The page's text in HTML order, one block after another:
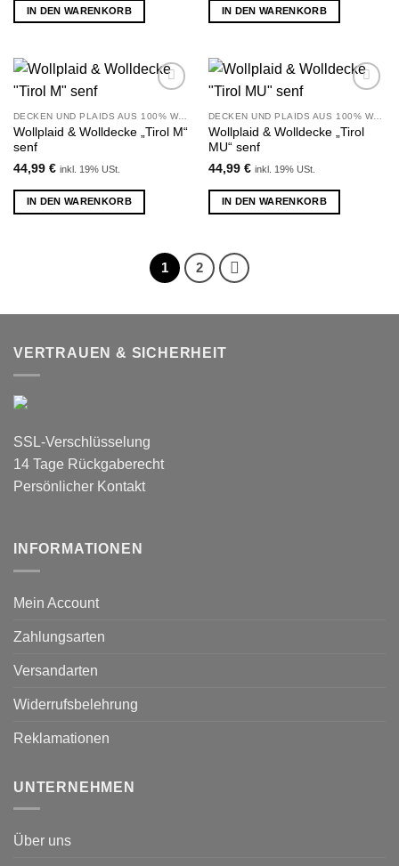
IN DEN WARENKORB IN DEN WARENKORB
Wunschliste
hinzufügen
DECKEN UND PLAIDS AUS 100% WOLLE
Wollplaid & Wolldecke „Tirol M“
senf
44,99 € inkl. 19% USt.
IN DEN WARENKORB
Wunschliste
hinzufügen
DECKEN UND PLAIDS AUS 100% WOLLE
Wollplaid & Wolldecke „Tirol
MU“ senf
44,99 € inkl. 19% USt.
IN DEN WARENKORB
1 2
VERTRAUEN & SICHERHEIT
SSL-Verschlüsselung
14 Tage Rückgaberecht
Persönlicher Kontakt
INFORMATIONEN
Mein Account
Zahlungsarten
Versandarten
Widerrufsbelehrung
Reklamationen
UNTERNEHMEN
Über uns